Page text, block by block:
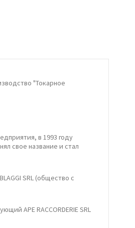
"Токарное
в 1993 году
свое название и стал
SRL (общество с
APE RACCORDERIE SRL